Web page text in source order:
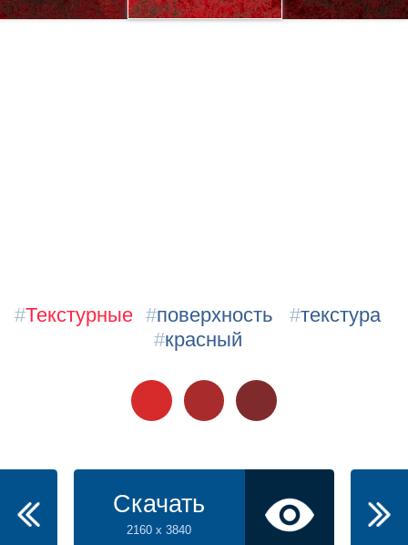
#Текстурные #поверхность #текстура
#красный
Скачать
2160 x 3840